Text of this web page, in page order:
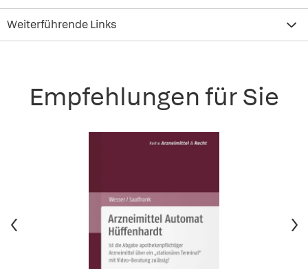
Weiterführende Links
Empfehlungen für Sie